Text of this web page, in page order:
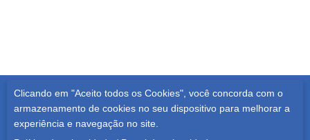
Todos os Direitos Reservados | 2021
Clicando em "Aceito todos os Cookies", você concorda com o
armazenamento de cookies no seu dispositivo para melhorar a
experiência e navegação no site.